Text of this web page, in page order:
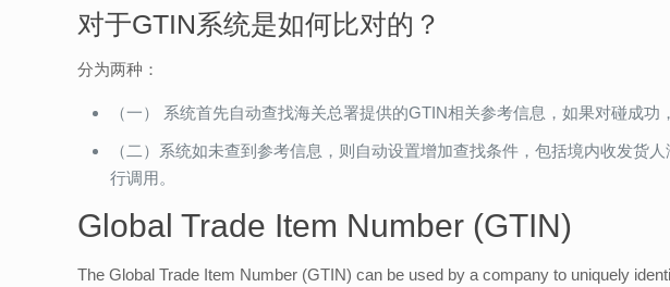
对于GTIN系统是如何比对的？
分为两种：
（一） 系统首先自动查找海关总署提供的GTIN相关参考信息，如果对碰成功
（二）系统如未查到参考信息，则自动设置增加查找条件，包括境内收发货
行调用。
Global Trade Item Number (GTIN)
The Global Trade Item Number (GTIN) can be used by a company to uniquely